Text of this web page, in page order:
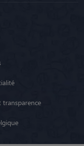
transparence